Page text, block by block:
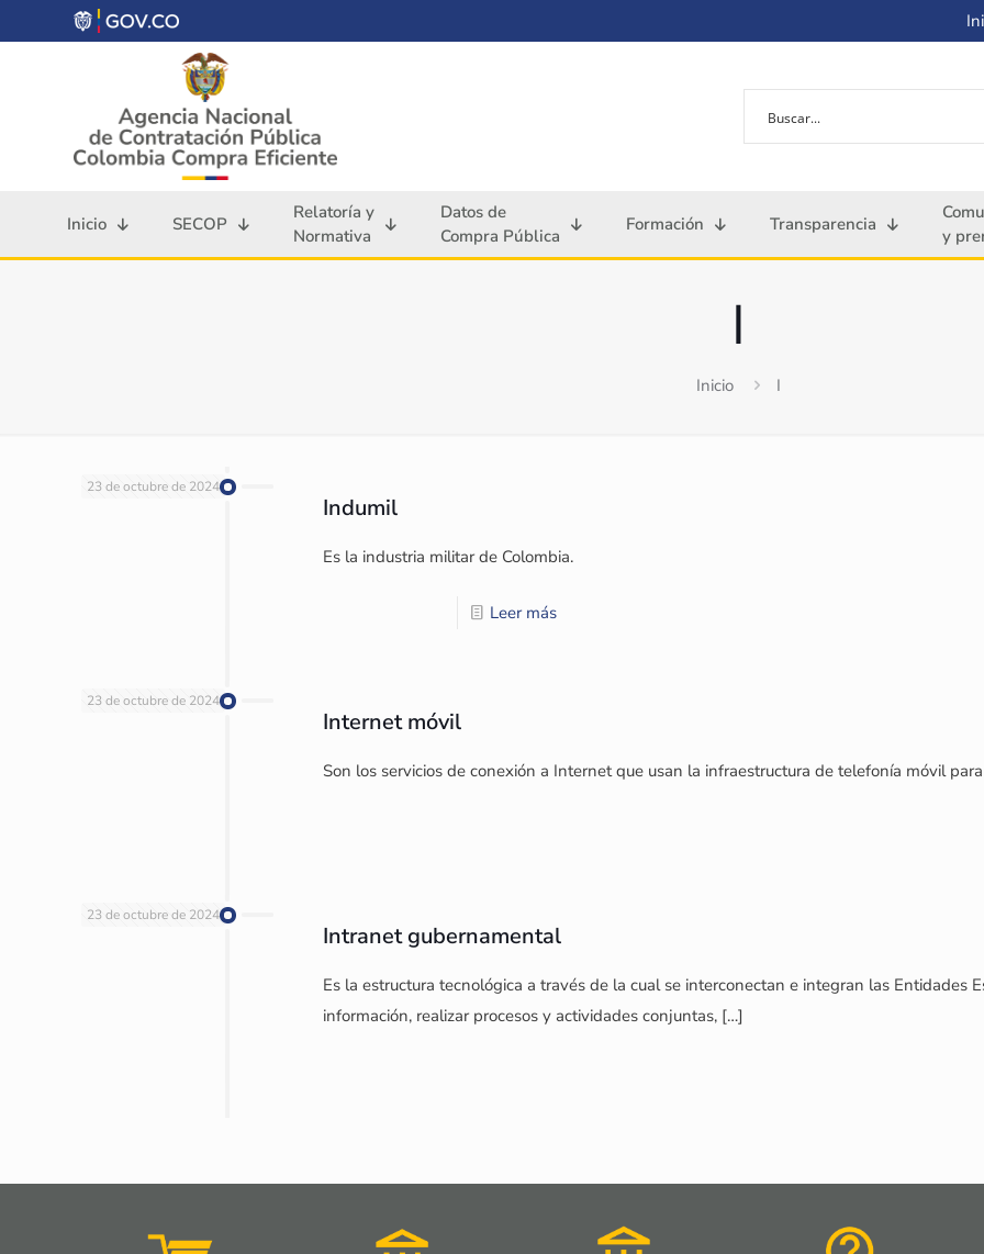
Inicio SECOP
Relatoría y
Normativa
Datos de
Compra Pública
Formación Transparencia
y
I
Inicio I
23 de octubre de 2024
Indumil
Es la industria militar de Colombia.
Leer más
23 de octubre de 2024
Internet móvil
Son los servicios de conexión a Internet que usan la infraestructura de telefonía móvil
23 de octubre de 2024
Intranet gubernamental
Es la estructura tecnológica a través de la cual se interconectan e integran las Entidades
información, realizar procesos y actividades conjuntas, […]